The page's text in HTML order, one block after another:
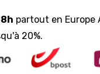
partout en Europe
20%.